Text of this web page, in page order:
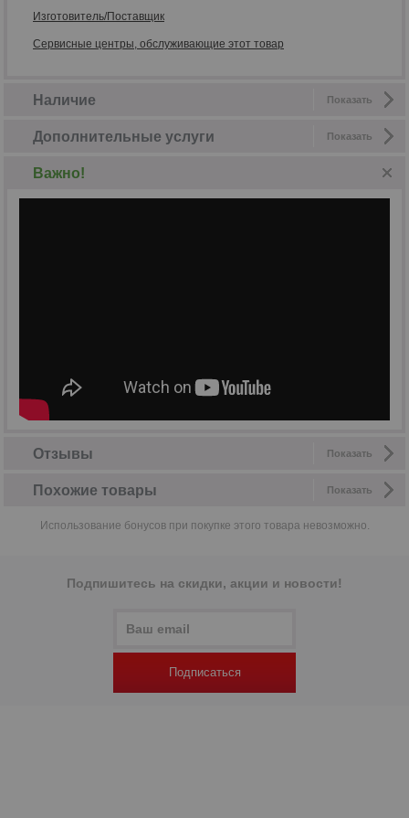
Изготовитель/Поставщик
Сервисные центры, обслуживающие этот товар
Показать
Наличие
Показать
Дополнительные услуги
Важно!
Показать
Отзывы
Показать
Похожие товары
Использование бонусов при покупке этого товара невозможно.
Подпишитесь на скидки, акции и новости!
Подписаться